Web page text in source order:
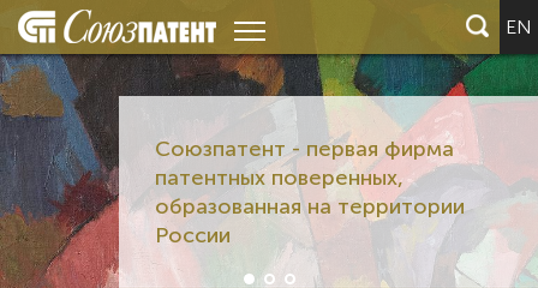
EN
Союзпатент - первая фирма
патентных поверенных,
образованная на территории
России